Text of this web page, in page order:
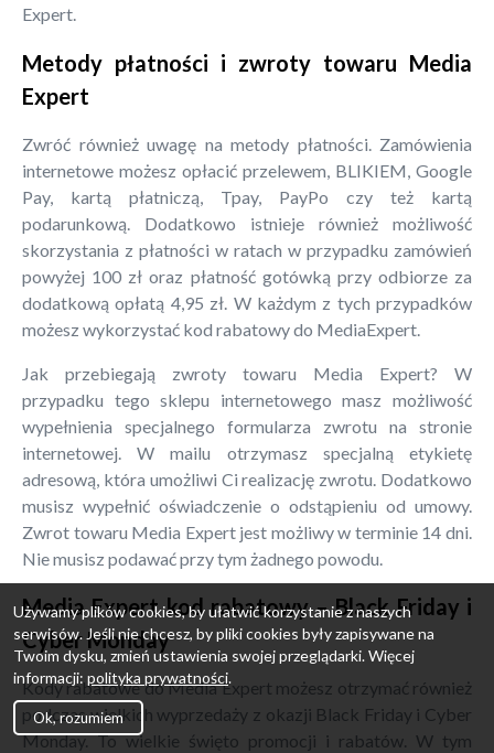
Expert.
Metody płatności i zwroty towaru Media
Expert
Zwróć również uwagę na metody płatności. Zamówienia
internetowe możesz opłacić przelewem, BLIKIEM, Google
Pay, kartą płatniczą, Tpay, PayPo czy też kartą
podarunkową. Dodatkowo istnieje również możliwość
skorzystania z płatności w ratach w przypadku zamówień
powyżej 100 zł oraz płatność gotówką przy odbiorze za
dodatkową opłatą 4,95 zł. W każdym z tych przypadków
możesz wykorzystać kod rabatowy do MediaExpert.
Jak przebiegają zwroty towaru Media Expert? W
przypadku tego sklepu internetowego masz możliwość
wypełnienia specjalnego formularza zwrotu na stronie
internetowej. W mailu otrzymasz specjalną etykietę
adresową, która umożliwi Ci realizację zwrotu. Dodatkowo
musisz wypełnić oświadczenie o odstąpieniu od umowy.
Zwrot towaru Media Expert jest możliwy w terminie 14 dni.
Nie musisz podawać przy tym żadnego powodu.
Media Expert kod rabatowy – Black Friday i
Cyber Monday
Kody rabatowe do Media Expert możesz otrzymać również
podczas wielkich wyprzedaży z okazji Black Friday i Cyber
Monday. To wielkie święto promocji i rabatów. W tym
Używamy plików cookies, by ułatwić korzystanie z naszych
serwisów. Jeśli nie chcesz, by pliki cookies były zapisywane na
Twoim dysku, zmień ustawienia swojej przeglądarki. Więcej
informacji: polityka prywatności.
Ok, rozumiem